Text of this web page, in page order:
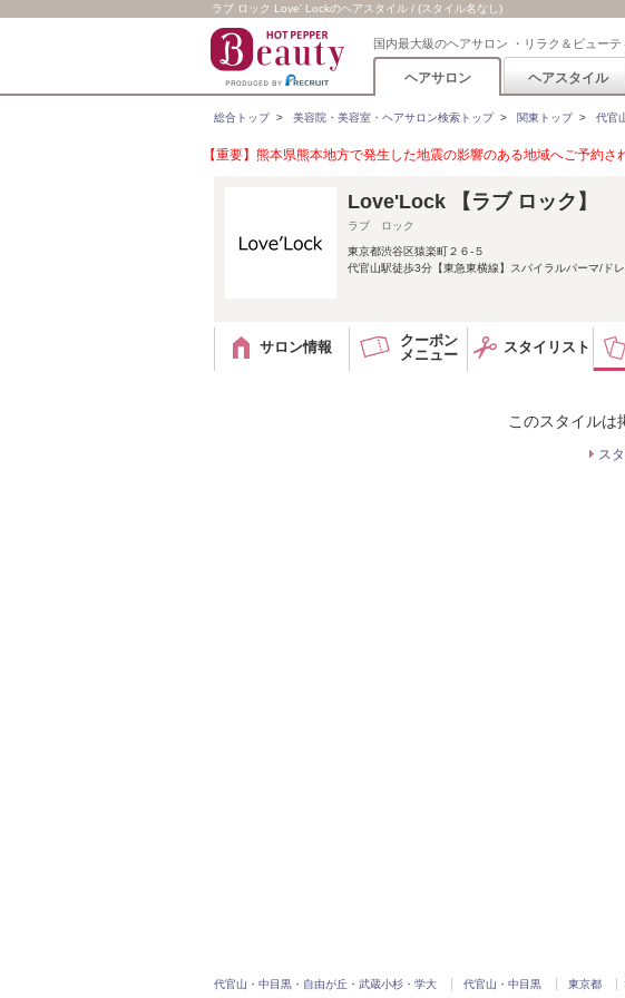
ラブ ロック Love' Lockのヘアスタイル / (スタイル名なし)
国内最大級のヘアサロン ・リラク＆ビュー
ヘアサロン ヘアスタイル
総合トップ> 美容院・美容室・ヘアサロン検索トップ> 関東トップ> 代官
【重要】熊本県熊本地方で発生した地震の影響のある地域へご予約さ
Love'Lock 【ラブ ロック】
ラブ ロック
東京都渋谷区猿楽町２６-５
代官山駅徒歩3分【東急東横線】スパイラルパーマ/ド
サロン情報
クーポン
メニュー
スタイリスト
このスタイルは
ス
代官山・中目黒・自由が丘・武蔵小杉・学大 代官山・中目黒 東京都